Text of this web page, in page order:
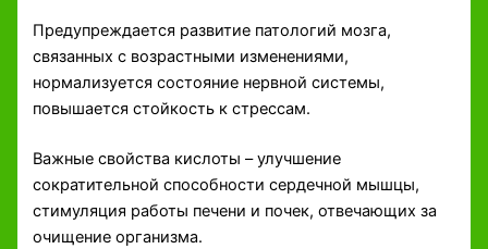
Предупреждается развитие патологий мозга,
связанных с возрастными изменениями,
нормализуется состояние нервной системы,
повышается стойкость к стрессам.
Важные свойства кислоты – улучшение
сократительной способности сердечной мышцы,
стимуляция работы печени и почек, отвечающих за
очищение организма.